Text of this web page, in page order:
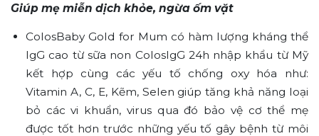
Giúp mẹ miễn dịch khỏe, ngừa ốm vặt
ColosBaby Gold for Mum có hàm lượng kháng thể
IgG cao từ sữa non ColosIgG 24h nhập khẩu từ Mỹ
kết hợp cùng các yếu tố chống oxy hóa như:
Vitamin A, C, E, Kẽm, Selen giúp tăng khả năng loại
bỏ các vi khuẩn, virus qua đó bảo vệ cơ thể mẹ
được tốt hơn trước những yếu tố gây bệnh từ môi